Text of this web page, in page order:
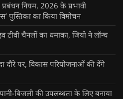
नियम, 2026 के प्रभावी
पुस्तिका का किया विमोचन
चैनलों का धमाका, जियो ने लॉन्च
दौरे पर, विकास परियोजनाओं की देंगे
बिजली की उपलब्धता के लिए बनाया